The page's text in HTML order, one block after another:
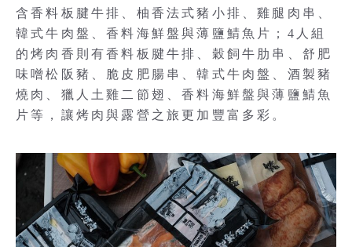
含香料板腱牛排、柚香法式豬小排、雞腿肉串、
韓式牛肉盤、香料海鮮盤與薄鹽鯖魚片；4人組
的烤肉香則有香料板腱牛排、穀飼牛肋串、舒肥
味噌松阪豬、脆皮肥腸串、韓式牛肉盤、酒製豬
燒肉、獵人土雞二節翅、香料海鮮盤與薄鹽鯖魚
片等，讓烤肉與露營之旅更加豐富多彩。